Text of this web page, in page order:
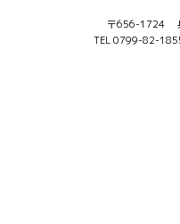
〒656-1724
TEL 0799-82-